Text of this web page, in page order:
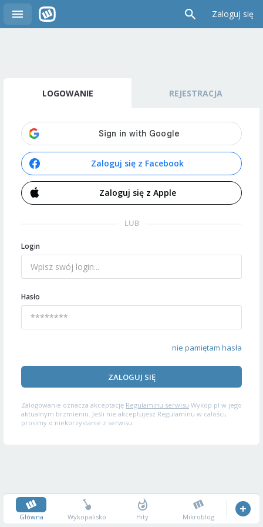
Zaloguj się
LOGOWANIE REJESTRACJA
Zaloguj się z Facebook
Zaloguj się z Apple
LUB
Login
Hasło
nie pamiętam hasła
ZALOGUJ SIĘ
Zalogowanie oznacza akceptację Regulaminu serwisu Wykop.pl w jego
aktualnym brzmieniu. Jeśli nie akceptujesz Regulaminu w całości,
prosimy o niekorzystanie z serwisu.
Główna Wykopalisko Hity Mikroblog